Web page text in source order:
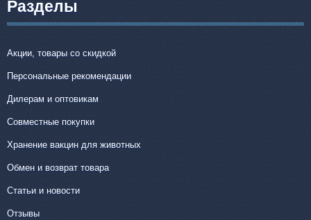
Разделы
Акции, товары со скидкой
Персональные рекомендации
Дилерам и оптовикам
Совместные покупки
Хранение вакцин для животных
Обмен и возврат товара
Статьи и новости
Отзывы